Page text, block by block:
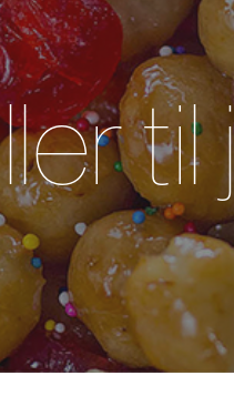
til